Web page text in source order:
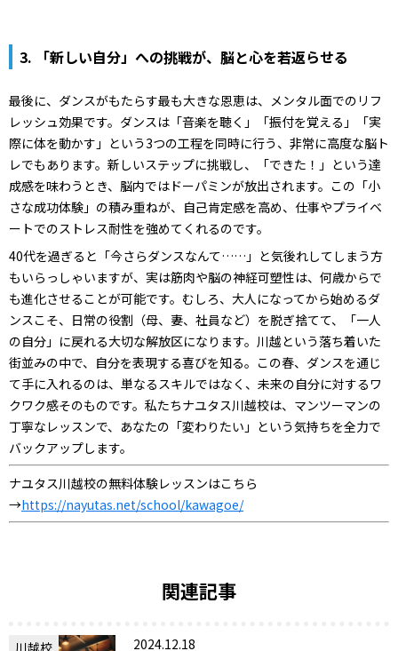
3. 「新しい自分」への挑戦が、脳と心を若返らせる
最後に、ダンスがもたらす最も大きな恩恵は、メンタル面でのリフ
レッシュ効果です。ダンスは「音楽を聴く」「振付を覚える」「実
際に体を動かす」という3つの工程を同時に行う、非常に高度な脳ト
レでもあります。新しいステップに挑戦し、「できた！」という達
成感を味わうとき、脳内ではドーパミンが放出されます。この「小
さな成功体験」の積み重ねが、自己肯定感を高め、仕事やプライベ
ートでのストレス耐性を強めてくれるのです。
40代を過ぎると「今さらダンスなんて……」と気後れしてしまう方
もいらっしゃいますが、実は筋肉や脳の神経可塑性は、何歳からで
も進化させることが可能です。むしろ、大人になってから始めるダ
ンスこそ、日常の役割（母、妻、社員など）を脱ぎ捨てて、「一人
の自分」に戻れる大切な解放区になります。川越という落ち着いた
街並みの中で、自分を表現する喜びを知る。この春、ダンスを通じ
て手に入れるのは、単なるスキルではなく、未来の自分に対するワ
クワク感そのものです。私たちナユタス川越校は、マンツーマンの
丁寧なレッスンで、あなたの「変わりたい」という気持ちを全力で
バックアップします。
ナユタス川越校の無料体験レッスンはこちら
→https://nayutas.net/school/kawagoe/
関連記事
川越校 2024.12.18